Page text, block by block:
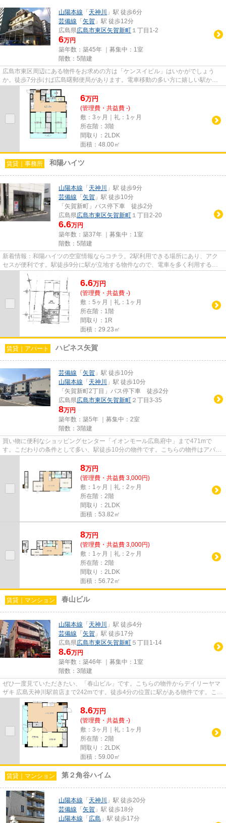
山陽本線 「天神川
」駅 徒歩6分
芸備線 「矢賀 」駅 徒歩12分
広島県広島市東区矢賀新町 １丁目1-2
6万円
築年数：築45年 ｜募集中： 1室
階数：5階建
広島市東区周辺にある物件をお求めの方は「ケンスイビル」はいかがでしょう
か。徒歩7分歩けば広島曙郵便局があります。電車移動の多い方に嬉しい駅から
徒歩6分の物件です。造りとデザ...
6万円
(管理費・共益費 -)
敷：3ヶ月｜礼：1ヶ月
所在階：3階
間取り：2LDK
面積：48.00㎡
賃貸｜事務所 和陽ハイツ
山陽本線 「天神川
」駅 徒歩9分
芸備線 「矢賀 」駅 徒歩10分
「矢賀新町」バス停下車 徒歩2分
広島県広島市東区矢賀新町 １丁目2-20
6.6万円
築年数：築37年 ｜募集中： 1室
階数：5階建
新着情報：和陽ハイツの空室情報ならコチラ。2駅利用できる場所にあり、アク
セスが便利です。駅徒歩9分に駅が立地する物件なので、電車を多く利用する方
にとって便利です。
6.6万円
(管理費・共益費 -)
敷：5ヶ月｜礼：1ヶ月
所在階：1階
間取り：1R
面積：29.23㎡
賃貸｜アパート ハピネス矢賀
芸備線 「矢賀 」駅 徒歩10分
山陽本線 「天神川
」駅 徒歩10分
「矢賀新町2丁目」バス停下車 徒歩2分
広島県広島市東区矢賀新町 ２丁目3-35
8万円
築年数：築5年 ｜募集中： 2室
階数：3階建
買い物に便利なショッピングセンター「イオンモール広島府中」まで471mで
す。こだわりの条件として多い、駅徒歩10分の物件です。こちらの物件はアパー
トです。築5年でしっかりとした作...
8万円
(管理費・共益費 3,000円)
敷：1ヶ月｜礼：2ヶ月
所在階：2階
間取り：2LDK
面積：53.82㎡
8万円
(管理費・共益費 3,000円)
敷：1ヶ月｜礼：2ヶ月
所在階：2階
間取り：2LDK
面積：56.72㎡
賃貸｜マンション 春山ビル
山陽本線 「天神川
」駅 徒歩4分
芸備線 「矢賀 」駅 徒歩17分
広島県広島市東区矢賀新町 ５丁目1-14
8.6万円
築年数：築46年 ｜募集中： 1室
階数：3階建
ぜひ一度見ていただきたい、「春山ビル」です。こちらの物件からデイリーヤマ
ザキ 広島天神川駅前店まで242mです。徒歩4分の位置に駅がある物件です。こち
らの物件はマンションです。...
8.6万円
(管理費・共益費 -)
敷：3ヶ月｜礼：1ヶ月
所在階：2階
間取り：2LDK
面積：59.00㎡
賃貸｜マンション 第２角谷ハイム
山陽本線 「天神川
」駅 徒歩20分
芸備線 「矢賀 」駅 徒歩18分
山陽本線 「広島 」駅 徒歩17分